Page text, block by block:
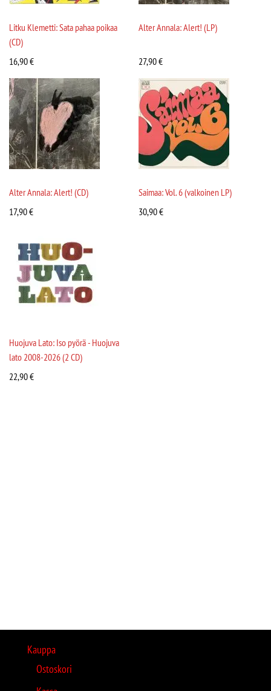
Litku Klemetti: Sata pahaa poikaa
(CD)
16,90€
Alter Annala: Alert! (LP)
27,90€
Alter Annala: Alert! (CD)
17,90€
Saimaa: Vol. 6 (valkoinen LP)
30,90€
Huojuva Lato: Iso pyörä - Huojuva
lato 2008-2026 (2 CD)
22,90€
Kauppa
Ostoskori